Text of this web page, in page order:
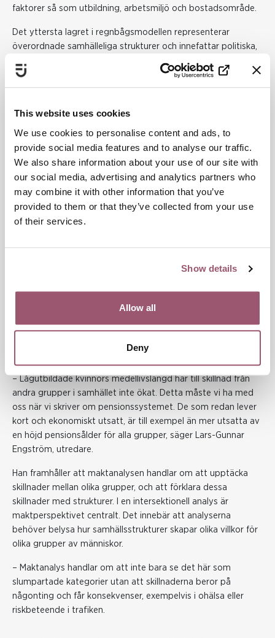
This website uses cookies
We use cookies to personalise content and ads, to
provide social media features and to analyse our traffic.
We also share information about your use of our site with
our social media, advertising and analytics partners who
may combine it with other information that you’ve
provided to them or that they’ve collected from your use
of their services.
Show details
Allow all
Deny
faktorer så som utbildning, arbetsmiljö och bostadsområde.
Det yttersta lagret i regnbågsmodellen representerar
överordnade samhälleliga strukturer och innefattar politiska,
ekonomiska, kulturella och miljömässiga förutsättningar i
samhället.
det vill säga samhällets genusstrukturer, återfinns i det
det på ett djupgående sätt påverkar alla övriga nivåer, vilket
får konsekvenser för individens hälsa.
Ett annat exempel där en intersektionell analys varit
nödvändig, är när myndigheten undersöker självskattad
hälsa. Kvinnor beskriver sin hälsa som dålig i mycket högre
utsträckning än män. När utredarna tittade vidare på vilka
kvinnors självrapporterade dåliga hälsa kan förklaras av
funktionsnedsättning. Det såg inte ut på samma sätt bland
Viktig grund för politiska förslag
Jämställdhetsmyndighetens kunskapsunderlag används som
– Lågutbildade kvinnors medellivslängd har till skillnad från
andra grupper i samhället inte ökat. Detta måste vi ha med
oss när vi skriver om pensionssystemet. De som redan lever
kort och ekonomiskt utsatt, är till exempel än mer utsatta av
en höjd pensionsålder för alla grupper, säger Lars-Gunnar
Engström, utredare.
Han framhåller att maktanalysen handlar om att upptäcka
skillnader mellan olika grupper, och att förklara dessa
skillnader med strukturer. I en intersektionell analys är
maktperspektivet centralt. Det innebär att analyserna
behöver belysa hur samhällsstrukturer skapar olika villkor för
olika grupper av människor.
– Maktanalys handlar om att inte bara se det här som
slumpartade kategorier utan att skillnaderna beror på
någonting och får konsekvenser, exempelvis i ohälsa eller
riskbeteende i trafiken.